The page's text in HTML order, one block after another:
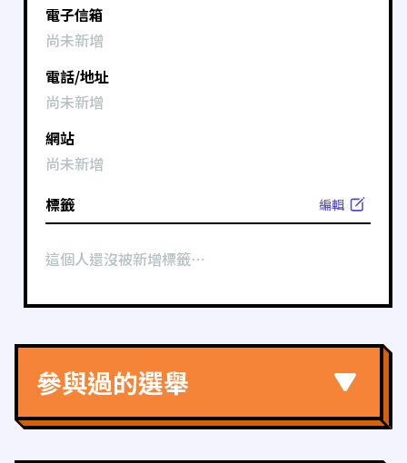
電子信箱
尚未新增
電話/地址
尚未新增
網站
尚未新增
標籤
編輯
這個人還沒被新增標籤⋯
參與過的選舉